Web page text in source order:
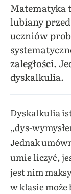
Matematyka
lubiany
uczniów
zaległości.
dyskalkulia.
Dyskalkulia
„dys-
Jednak
umie liczyć,
jest nim
w klasie może